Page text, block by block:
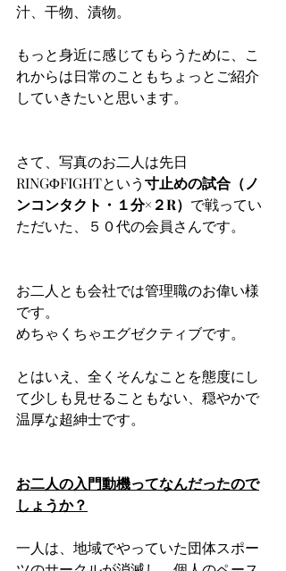
汁、干物、漬物。
もっと身近に感じてもらうために、こ
れからは日常のこともちょっとご紹介
していきたいと思います。
さて、写真のお二人は先日
RINGΦFIGHTという寸止めの試合（ノ
ンコンタクト・１分×２R） で戦ってい
ただいた、５０代の会員さんです。
お二人とも会社では管理職のお偉い様
です。
めちゃくちゃエグゼクティブです。
とはいえ、全くそんなことを態度にし
て少しも見せることもない、穏やかで
温厚な超紳士です。
お二人の入門動機ってなんだったので
しょうか？
一人は、地域でやっていた団体スポー